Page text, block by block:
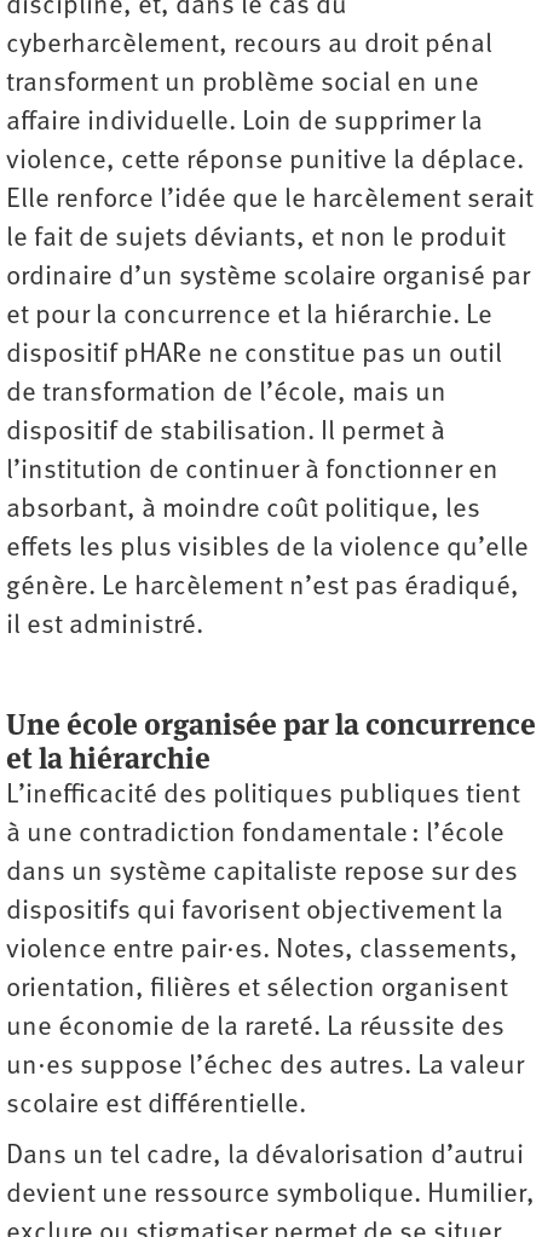
discipline, et, dans le cas du
cyberharcèlement, recours au droit pénal
transforment un problème social en une
affaire individuelle. Loin de supprimer la
violence, cette réponse punitive la déplace.
Elle renforce l’idée que le harcèlement serait
le fait de sujets déviants, et non le produit
ordinaire d’un système scolaire organisé par
et pour la concurrence et la hiérarchie. Le
dispositif pHARe ne constitue pas un outil
de transformation de l’école, mais un
dispositif de stabilisation. Il permet à
l’institution de continuer à fonctionner en
absorbant, à moindre coût politique, les
effets les plus visibles de la violence qu’elle
génère. Le harcèlement n’est pas éradiqué,
il est administré.
Une école organisée par la concurrence
et la hiérarchie
L’inefficacité des politiques publiques tient
à une contradiction fondamentale : l’école
dans un système capitaliste repose sur des
dispositifs qui favorisent objectivement la
violence entre pair·es. Notes, classements,
orientation, filières et sélection organisent
une économie de la rareté. La réussite des
un·es suppose l’échec des autres. La valeur
scolaire est différentielle.
Dans un tel cadre, la dévalorisation d’autrui
devient une ressource symbolique. Humilier,